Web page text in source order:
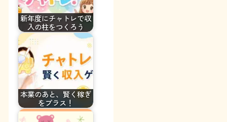
新年度にチャトレで収
入の柱をつくろう
本業のあと、賢く稼ぎ
をプラス！